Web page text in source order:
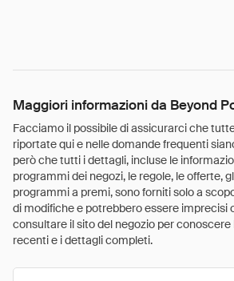
Maggiori informazioni da Beyond
Facciamo il possibile di assicurarci che
riportate qui e nelle domande frequenti
però che tutti i dettagli, incluse le
programmi dei negozi, le regole, le offerte,
programmi a premi, sono forniti solo a
di modifiche e potrebbero essere imprecisi
consultare il sito del negozio per conoscere
recenti e i dettagli completi.